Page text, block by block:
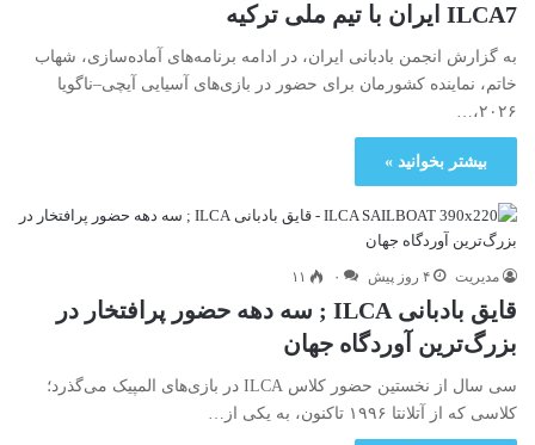
ILCA7 ایران با تیم ملی ترکیه
به گزارش انجمن بادبانی ایران، در ادامه برنامه‌های آماده‌سازی، شهاب
خاتم، نماینده کشورمان برای حضور در بازی‌های آسیایی آیچی–ناگویا
۲۰۲۶،…
بیشتر بخوانید »
مدیریت ۴ روز پیش ۰ ۱۱
قایق بادبانی ILCA ; سه دهه حضور پرافتخار در
بزرگ‌ترین آوردگاه جهان
سی سال از نخستین حضور کلاس ILCA در بازی‌های المپیک می‌گذرد؛
کلاسی که از آتلانتا ۱۹۹۶ تاکنون، به یکی از…